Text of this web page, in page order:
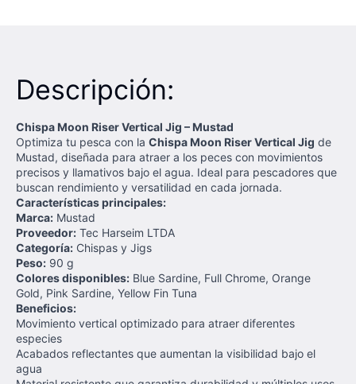
Descripción:
Chispa Moon Riser Vertical Jig – Mustad
Optimiza tu pesca con la Chispa Moon Riser Vertical Jig de
Mustad, diseñada para atraer a los peces con movimientos
precisos y llamativos bajo el agua. Ideal para pescadores que
buscan rendimiento y versatilidad en cada jornada.
Características principales:
Marca: Mustad
Proveedor: Tec Harseim LTDA
Categoría: Chispas y Jigs
Peso: 90 g
Colores disponibles: Blue Sardine, Full Chrome, Orange
Gold, Pink Sardine, Yellow Fin Tuna
Beneficios:
Movimiento vertical optimizado para atraer diferentes
especies
Acabados reflectantes que aumentan la visibilidad bajo el
agua